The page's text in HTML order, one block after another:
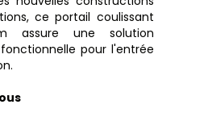
ce portail coulissant
assure une solution
pour l'entrée